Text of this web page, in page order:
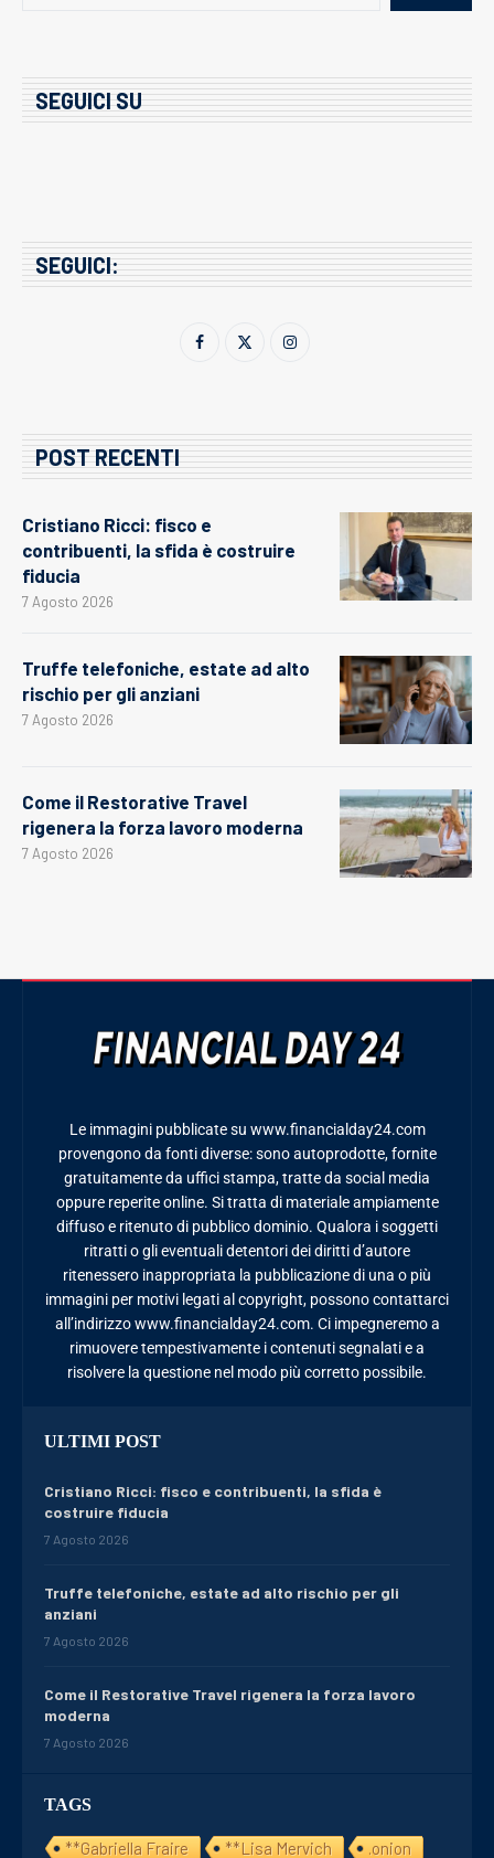
SEGUICI SU
SEGUICI:
POST RECENTI
Cristiano Ricci: fisco e
contribuenti, la sfida è costruire
fiducia
7 Agosto 2026
Truffe telefoniche, estate ad alto
rischio per gli anziani
7 Agosto 2026
Come il Restorative Travel
rigenera la forza lavoro moderna
7 Agosto 2026
TAGS
**Gabriella Fraire **Lisa Mervich .onion
Le immagini pubblicate su www.financialday24.com
provengono da fonti diverse: sono autoprodotte, fornite
gratuitamente da uffici stampa, tratte da social media
oppure reperite online. Si tratta di materiale ampiamente
diffuso e ritenuto di pubblico dominio. Qualora i soggetti
ritratti o gli eventuali detentori dei diritti d’autore
ritenessero inappropriata la pubblicazione di una o più
immagini per motivi legati al copyright, possono contattarci
all’indirizzo www.financialday24.com. Ci impegneremo a
rimuovere tempestivamente i contenuti segnalati e a
risolvere la questione nel modo più corretto possibile.
ULTIMI POST
Cristiano Ricci: fisco e contribuenti, la sfida è
costruire fiducia
7 Agosto 2026
Truffe telefoniche, estate ad alto rischio per gli
anziani
7 Agosto 2026
Come il Restorative Travel rigenera la forza lavoro
moderna
7 Agosto 2026